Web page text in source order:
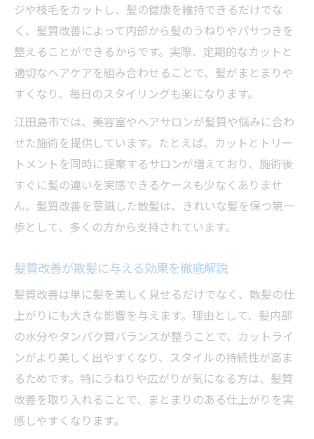
ダメージを抑える散髪テクニックと注意点
自然な美髪を保つヘアケア術とは
散髪後の髪質改善に最適な日常ケア方法
美髪を育てるシャンプーとトリートメント
髪質改善後におすすめのヘアケアアイテム
散髪と髪質改善の相乗効果を引き出すコツ
髪のダメージを防ぐ正しい乾かし方のポイ
ント
髪質改善を考えるなら知っておきたいポイント
髪質改善の効果持続期間と理想頻度の目安
縮毛矯正と髪質改善のメリット比較
散髪で気を付けたい髪質改善後のケア方法
髪質改善を始める前に知るべき注意点
あなたの理想へ導く散髪と髪質改善法
理想の髪を叶える散髪と髪質改善の流れ
髪質や悩みに合わせた散髪の提案事例
ジや枝毛をカットし、髪の健康を維持できるだけでな
く、髪質改善によって内部から髪のうねりやパサつきを
整えることができるからです。実際、定期的なカットと
適切なヘアケアを組み合わせることで、髪がまとまりや
すくなり、毎日のスタイリングも楽になります。
江田島市では、美容室やヘアサロンが髪質や悩みに合わ
せた施術を提供しています。たとえば、カットとトリー
トメントを同時に提案するサロンが増えており、施術後
すぐに髪の違いを実感できるケースも少なくありませ
ん。髪質改善を意識した散髪は、きれいな髪を保つ第一
歩として、多くの方から支持されています。
髪質改善が散髪に与える効果を徹底解説
髪質改善は単に髪を美しく見せるだけでなく、散髪の仕
上がりにも大きな影響を与えます。理由として、髪内部
の水分やタンパク質バランスが整うことで、カットライ
ンがより美しく出やすくなり、スタイルの持続性が高ま
るためです。特にうねりや広がりが気になる方は、髪質
改善を取り入れることで、まとまりのある仕上がりを実
感しやすくなります。